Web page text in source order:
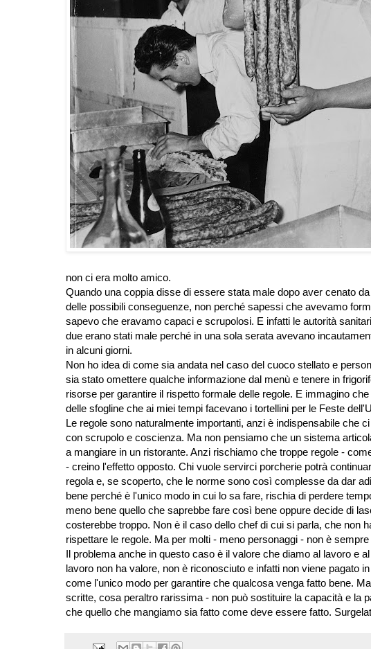
non ci era molto amico.
Quando una coppia disse di essere stata male dopo aver cenato
delle possibili conseguenze, non perché sapessi che avevamo
sapevo che eravamo capaci e scrupolosi. E infatti le autorità
due erano stati male perché in una sola serata avevano
in alcuni giorni.
Non ho idea di come sia andata nel caso del cuoco stellato e
sia stato omettere qualche informazione dal menù e tenere in
risorse per garantire il rispetto formale delle regole. E immagino
delle sfogline che ai miei tempi facevano i tortellini per le Feste
Le regole sono naturalmente importanti, anzi è indispensabile che
con scrupolo e coscienza. Ma non pensiamo che un sistema
a mangiare in un ristorante. Anzi rischiamo che troppe regole -
- creino l'effetto opposto. Chi vuole servirci porcherie potrà
regola e, se scoperto, che le norme sono così complesse da dar
bene perché è l'unico modo in cui lo sa fare, rischia di perdere
meno bene quello che saprebbe fare così bene oppure decide di
costerebbe troppo. Non è il caso dello chef di cui si parla, che non
rispettare le regole. Ma per molti - meno personaggi - non è
Il problema anche in questo caso è il valore che diamo al lavoro e
lavoro non ha valore, non è riconosciuto e infatti non viene pagato
come l'unico modo per garantire che qualcosa venga fatto bene.
scritte, cosa peraltro rarissima - non può sostituire la capacità e la
che quello che mangiamo sia fatto come deve essere fatto.